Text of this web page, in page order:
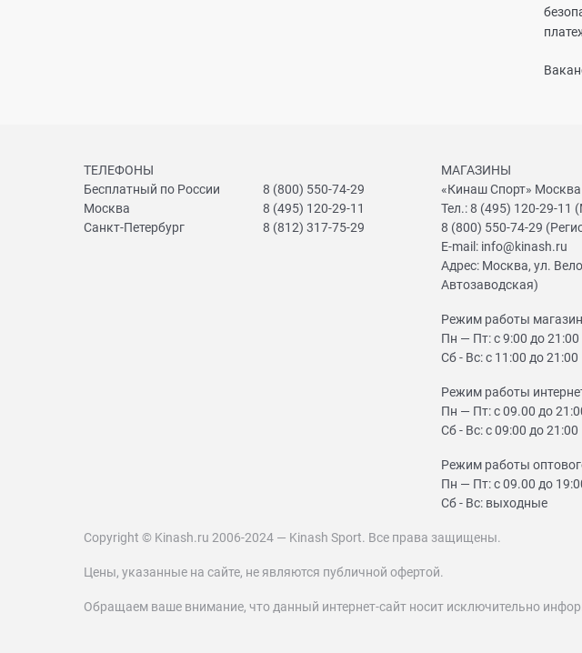
ТЕЛЕФОНЫ
Бесплатный по России
8 (800) 550-74-29
Москва
8 (495) 120-29-11
Санкт-Петербург
8 (812) 317-75-29
МАГАЗИНЫ
«Кинаш Спорт»
Тел.: 8 (495) 120-29-11
8 (800) 550-74-29
E-mail: info@kinash.ru
Адрес: Москва, ул.
Автозаводская)
Режим работы
Пн — Пт: с 9:00 до 21:00
Сб - Вс: с 11:00 до 21:00
Режим работы
Пн — Пт: с 09.00 до
Сб - Вс: с 09:00 до 21:00
Режим работы
Пн — Пт: с 09.00 до
Сб - Вс: выходные
Copyright © Kinash.ru 2006-2024 — Kinash Sport. Все права защищены.
Цены, указанные на сайте, не являются публичной офертой.
Обращаем ваше внимание, что данный интернет-сайт носит исключительно